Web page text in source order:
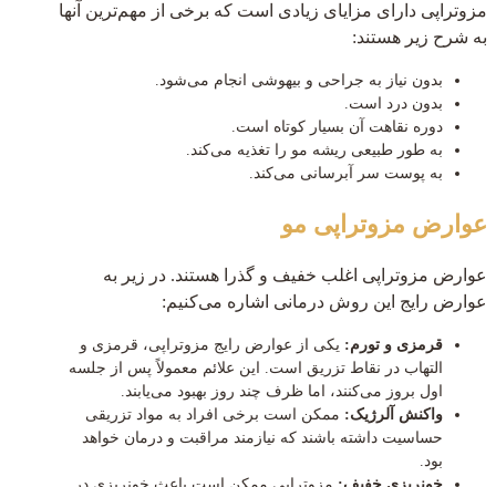
مزوتراپی دارای مزایای زیادی است که برخی از مهم‌ترین آنها
به شرح زیر هستند:
بدون نیاز به جراحی و بیهوشی انجام می‌شود.
بدون درد است.
دوره نقاهت آن بسیار کوتاه است.
به طور طبیعی ریشه مو را تغذیه می‌کند.
به پوست سر آبرسانی می‌کند.
عوارض مزوتراپی مو
عوارض مزوتراپی اغلب خفیف و گذرا هستند. در زیر به
عوارض رایج این روش درمانی اشاره می‌کنیم:
قرمزی و تورم: یکی از عوارض رایج مزوتراپی، قرمزی و
التهاب در نقاط تزریق است. این علائم معمولاً پس از جلسه
اول بروز می‌کنند، اما ظرف چند روز بهبود می‌یابند.
واکنش آلرژیک: ممکن است برخی افراد به مواد تزریقی
حساسیت داشته باشند که نیازمند مراقبت و درمان خواهد
بود.